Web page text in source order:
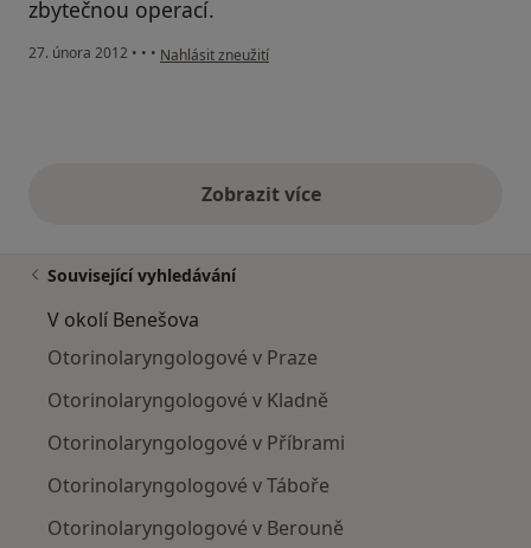
zbytečnou operací.
27. února 2012 • • • podle názoru uživatele Váš účet byl odstraněn
Nahlásit zneužití
Zobrazit vícevýše uvedené názory
Související vyhledávání
V okolí Benešova
Otorinolaryngologové v Praze
Otorinolaryngologové v Kladně
Otorinolaryngologové v Příbrami
Otorinolaryngologové v Táboře
Otorinolaryngologové v Berouně